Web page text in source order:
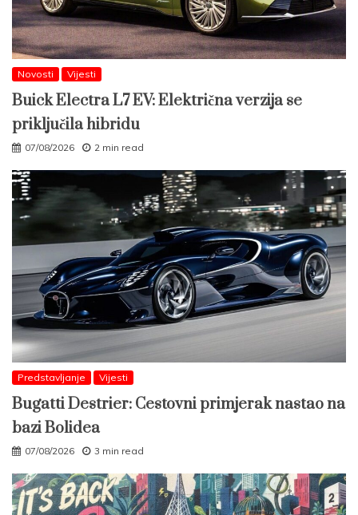
Novosti Vijesti
Buick Electra L7 EV: Električna verzija se
priključila hibridu
07/08/2026 2 min read
Predstavljanje Vijesti
Bugatti Destrier: Cestovni primjerak nastao na
bazi Bolidea
07/08/2026 3 min read